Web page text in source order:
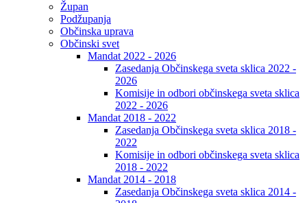
Župan
Podžupanja
Občinska uprava
Občinski svet
Mandat 2022 - 2026
Zasedanja Občinskega sveta sklica 2022 -
2026
Komisije in odbori občinskega sveta sklica
2022 - 2026
Mandat 2018 - 2022
Zasedanja Občinskega sveta sklica 2018 -
2022
Komisije in odbori občinskega sveta sklica
2018 - 2022
Mandat 2014 - 2018
Zasedanja Občinskega sveta sklica 2014 -